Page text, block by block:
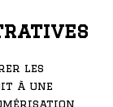
les
à une